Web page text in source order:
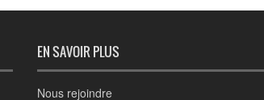
EN SAVOIR PLUS
Nous rejoindre